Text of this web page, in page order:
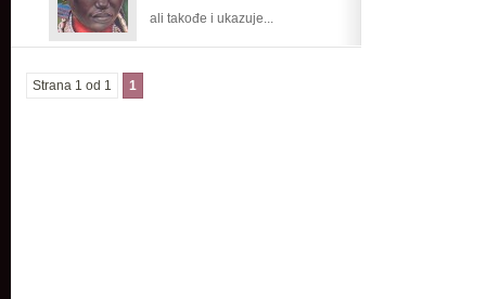
ali takođe i ukazuje...
Strana 1 od 1 1